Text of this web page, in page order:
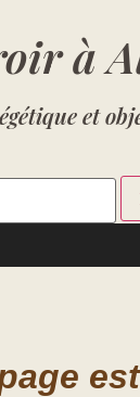
à
et
est